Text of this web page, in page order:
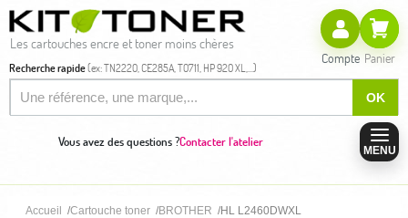
Les cartouches encre et toner moins chères
Recherche rapide(ex: TN2220, CE285A, T0711, HP 920 XL,...)
OK
Compte Panier
Vous avez des questions ?Contacter l'atelier
MENU
Accueil Cartouche toner BROTHER HL L2460DWXL